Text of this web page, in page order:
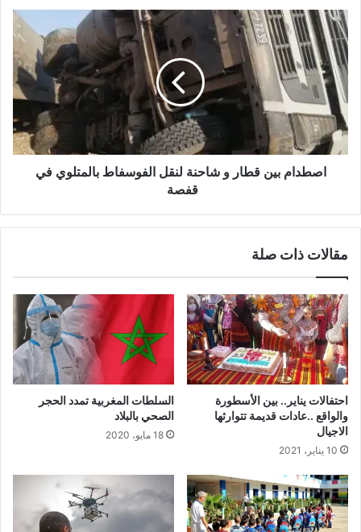
اصطدام بين قطار و شاحنة لنقل الفوسفاط بالمتلوي في
قفصة
مقالات ذات صلة
احتفالات يناير.. بين الأسطورة
والواقع ..عادات قديمة تتوارثها
الاجيال
10 يناير، 2021
السلطات المغربية تمدد الحجر
الصحي بالبلاد
18 مايو، 2020